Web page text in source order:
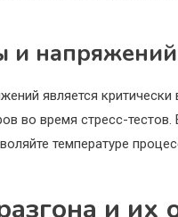
и
является
во время стресс-
температуре
и их